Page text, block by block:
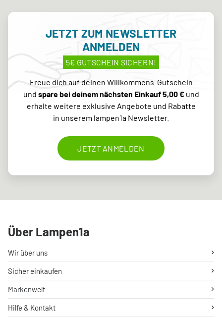
JETZT ZUM NEWSLETTER
ANMELDEN
5€ GUTSCHEIN SICHERN!
Freue dich auf deinen Willkommens-Gutschein
und spare bei deinem nächsten Einkauf 5,00 €und
erhalte weitere exklusive Angebote und Rabatte
in unserem lampen1a Newsletter.
JETZT ANMELDEN
Über Lampen1a
Wir über uns
Sicher einkaufen
Markenwelt
Hilfe & Kontakt